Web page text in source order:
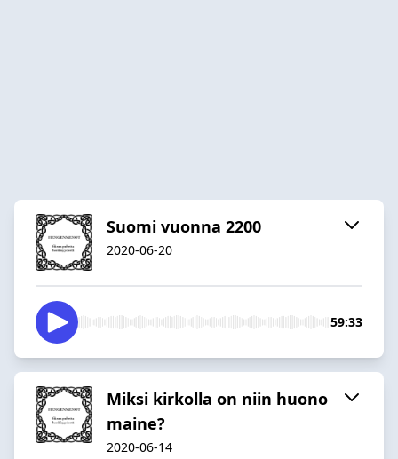
Suomi vuonna 2200
2020-06-20
59:33
Miksi kirkolla on niin huono
maine?
2020-06-14